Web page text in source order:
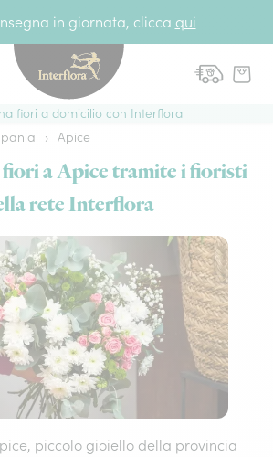
in giornata, clicca qui
fiori a domicilio con Interflora
› Apice
fiori a Apice tramite i fioristi
rete Interflora
piccolo gioiello della provincia